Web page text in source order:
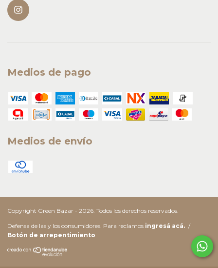
Medios de pago
Medios de envío
Copyright Green Bazar - 2026. Todos los derechos reservados.
Defensa de las y los consumidores. Para reclamos ingresá acá. /
Botón de arrepentimiento